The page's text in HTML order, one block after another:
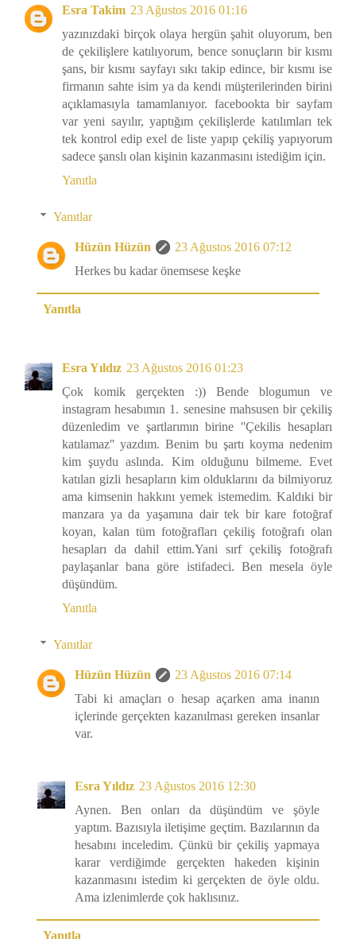
Esra Takim 23 Ağustos 2016 01:16
yazınızdaki birçok olaya hergün şahit oluyorum, ben
de çekilişlere katılıyorum, bence sonuçların bir kısmı
şans, bir kısmı sayfayı sıkı takip edince, bir kısmı ise
firmanın sahte isim ya da kendi müşterilerinden birini
açıklamasıyla tamamlanıyor. facebookta bir sayfam
var yeni sayılır, yaptığım çekilişlerde katılımları tek
tek kontrol edip exel de liste yapıp çekiliş yapıyorum
sadece şanslı olan kişinin kazanmasını istediğim için.
Yanıtla
Yanıtlar
Hüzün Hüzün
23 Ağustos 2016 07:12
Herkes bu kadar önemsese keşke
Yanıtla
Esra Yıldız 23 Ağustos 2016 01:23
Çok komik gerçekten :)) Bende blogumun ve
instagram hesabımın 1. senesine mahsusen bir çekiliş
düzenledim ve şartlarımın birine ''Çekilis hesapları
katılamaz'' yazdım. Benim bu şartı koyma nedenim
kim şuydu aslında. Kim olduğunu bilmeme. Evet
katılan gizli hesapların kim olduklarını da bilmiyoruz
ama kimsenin hakkını yemek istemedim. Kaldıki bir
manzara ya da yaşamına dair tek bir kare fotoğraf
koyan, kalan tüm fotoğrafları çekiliş fotoğrafı olan
hesapları da dahil ettim.Yani sırf çekiliş fotoğrafı
paylaşanlar bana göre istifadeci. Ben mesela öyle
düşündüm.
Yanıtla
Yanıtlar
Hüzün Hüzün
23 Ağustos 2016 07:14
Tabi ki amaçları o hesap açarken ama inanın
içlerinde gerçekten kazanılması gereken insanlar
var.
Esra Yıldız 23 Ağustos 2016 12:30
Aynen. Ben onları da düşündüm ve şöyle
yaptım. Bazısıyla iletişime geçtim. Bazılarının da
hesabını inceledim. Çünkü bir çekiliş yapmaya
karar verdiğimde gerçekten hakeden kişinin
kazanmasını istedim ki gerçekten de öyle oldu.
Ama izlenimlerde çok haklısınız.
Yanıtla